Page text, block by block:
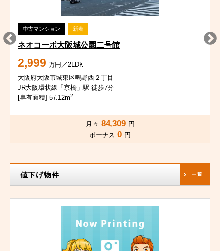
中古マンション 新着
ネオコーポ大阪城公園二号館
2,999 万円／2LDK
大阪府大阪市城東区鴫野西２丁目
JR大阪環状線「京橋」駅 徒歩7分
[専有面積] 57.12m2
月々 84,309 円
ボーナス 0 円
値下げ物件 一覧